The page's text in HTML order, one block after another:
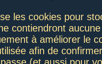
les cookies pour
contiendront
à améliorer le
afin de